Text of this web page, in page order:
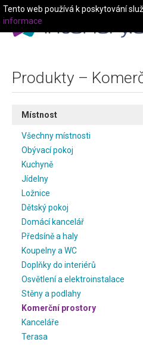
Produkty –
Místnost
Všechny místnosti
Obývací pokoj
Kuchyně
Jídelny
Ložnice
Dětský pokoj
Domácí kancelář
Předsíně a haly
Koupelny a WC
Doplňky do interiérů
Osvětlení a elektroinstalace
Stěny a podlahy
Komerční prostory
Kanceláře
Terasa
Tento web používá k poskytování
informace